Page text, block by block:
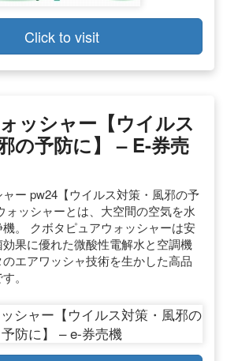
Click to visit
ッシャー【ウイルス
の予防に】 – E-券売
ー pw24【ウイルス対策・風邪の予
ォッシャーとは、大空間の空気を水
。 クボタピュアウォッシャーは安
果に優れた微酸性電解水と空調機
のエアワッシャ技術を生かした高品
。